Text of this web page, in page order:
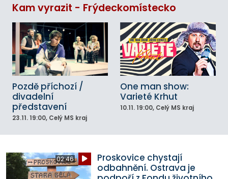
Kam vyrazit - Frýdeckomístecko
Pozdě příchozí /
divadelní
představení
23.11. 19:00, Celý MS kraj
One man show:
Varieté Krhut
10.11. 19:00, Celý MS kraj
02:46
Proskovice chystají
odbahnění. Ostrava je